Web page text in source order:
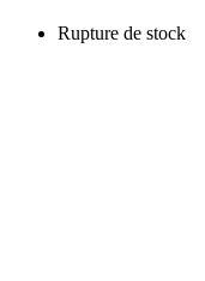
Rupture de stock